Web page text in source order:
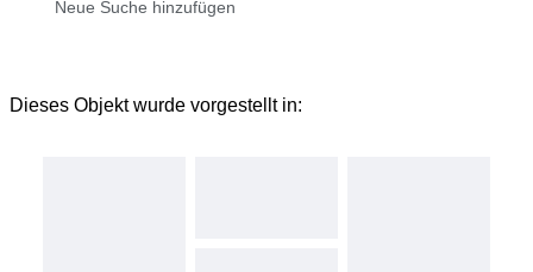
Dieses Objekt wurde vorgestellt in: